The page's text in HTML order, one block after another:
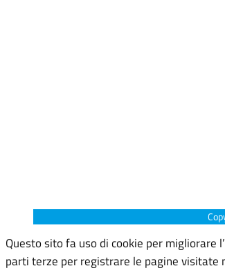
Questo sito fa uso di cookie per migliorare
parti terze per registrare le pagine visitate